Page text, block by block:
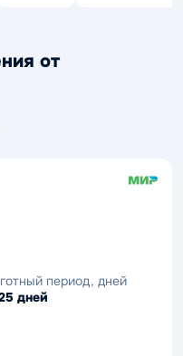
от
период, дней
дней